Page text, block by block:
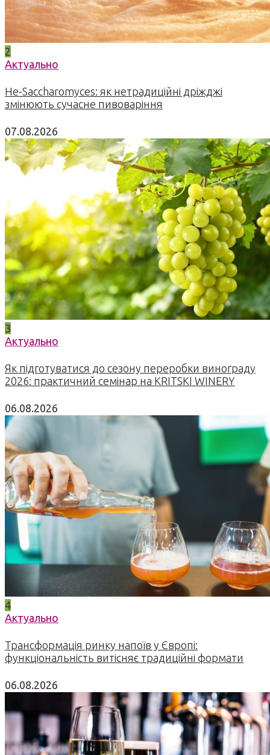
2
Актуально
Не-Saccharomyces: як нетрадиційні дріжджі
змінюють сучасне пивоваріння
07.08.2026
3
Актуально
Як підготуватися до сезону переробки винограду
2026: практичний семінар на KRITSKI WINERY
06.08.2026
4
Актуально
Трансформація ринку напоїв у Європі:
функціональність витісняє традиційні формати
06.08.2026